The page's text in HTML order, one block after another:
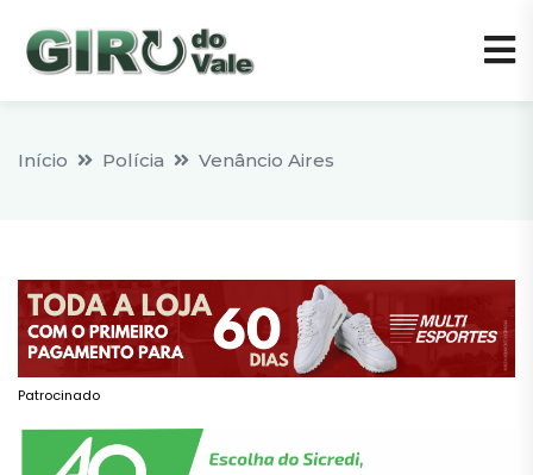
Início Polícia Venâncio Aires
Patrocinado